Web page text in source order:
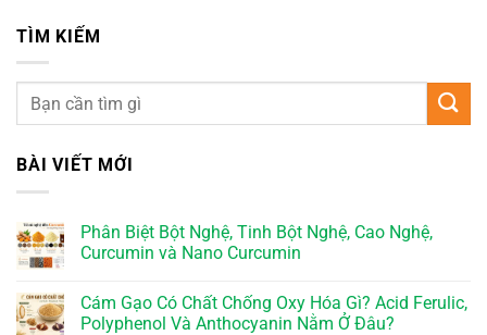
TÌM KIẾM
BÀI VIẾT MỚI
Phân Biệt Bột Nghệ, Tinh Bột Nghệ, Cao Nghệ,
Curcumin và Nano Curcumin
Cám Gạo Có Chất Chống Oxy Hóa Gì? Acid Ferulic,
Polyphenol Và Anthocyanin Nằm Ở Đâu?